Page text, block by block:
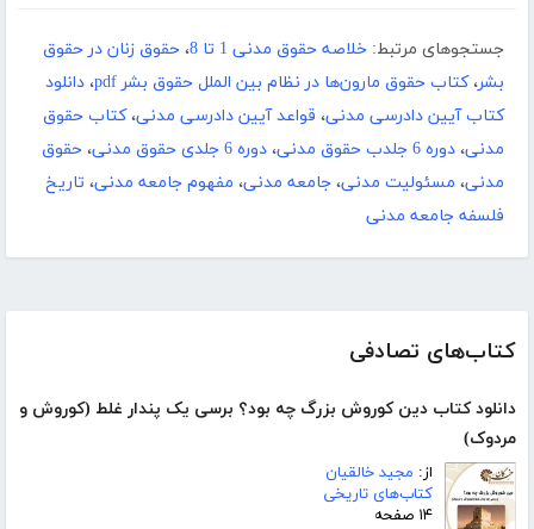
کتاب‌های تصادفی
دانلود کتاب دین کوروش بزرگ چه بود؟ برسی یک پندار غلط (کوروش و
مردوک)
از: مجید خالقیان
کتاب‌های تاریخی
۱۴ صفحه
جستجوهای مرتبط: خلاصه حقوق مدنی 1 تا 8 ، حقوق زنان در حقوق
بشر،کتاب حقوق مارون‌ها در نظام بین الملل حقوق بشر pdf ، دانلود
کتاب آیین دادرسی مدنی، قواعد آیین دادرسی مدنی،کتاب حقوق
مدنی، دوره 6 جلدب حقوق مدنی ، دوره 6 جلدی حقوق مدنی ، حقوق
مدنی، مسئولیت مدنی، جامعه مدنی، مفهوم جامعه‌ مدنی، تاریخ
فلسفه جامعه مدنی